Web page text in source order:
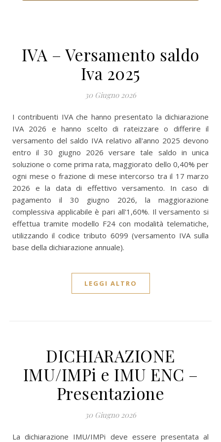
IVA – Versamento saldo
Iva 2025
30 Giugno 2026
I contribuenti IVA che hanno presentato la dichiarazione
IVA 2026 e hanno scelto di rateizzare o differire il
versamento del saldo IVA relativo all'anno 2025 devono
entro il 30 giugno 2026 versare tale saldo in unica
soluzione o come prima rata, maggiorato dello 0,40% per
ogni mese o frazione di mese intercorso tra il 17 marzo
2026 e la data di effettivo versamento. In caso di
pagamento il 30 giugno 2026, la maggiorazione
complessiva applicabile è pari all'1,60%. Il versamento si
effettua tramite modello F24 con modalità telematiche,
utilizzando il codice tributo 6099 (versamento IVA sulla
base della dichiarazione annuale).
LEGGI ALTRO
DICHIARAZIONE
IMU/IMPi e IMU ENC –
Presentazione
30 Giugno 2026
La dichiarazione IMU/IMPi deve essere presentata al